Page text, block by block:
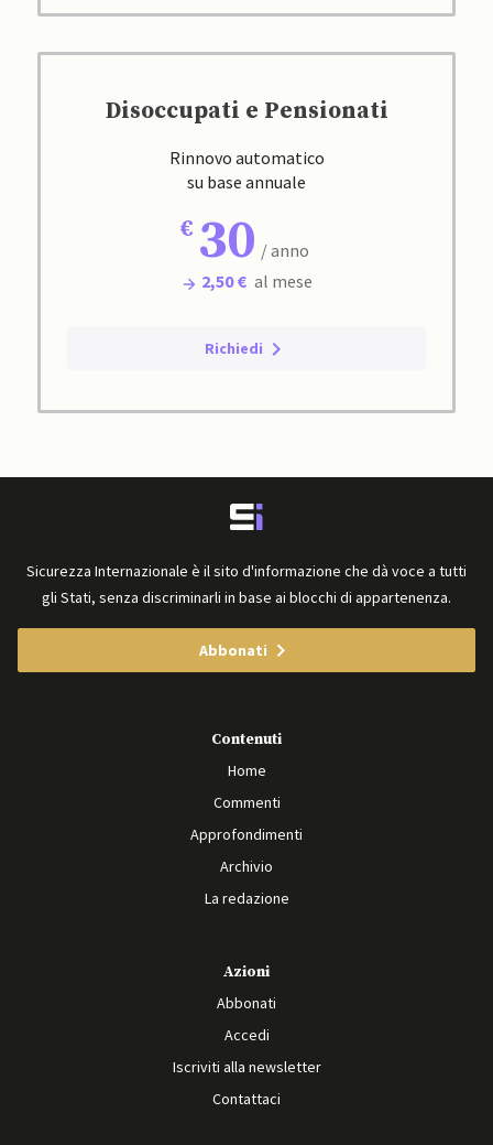
Disoccupati e Pensionati
Rinnovo automatico
su base annuale
30 / anno
2,50 € al mese
Richiedi
Sicurezza Internazionale è il sito d'informazione che dà voce a tutti
gli Stati, senza discriminarli in base ai blocchi di appartenenza.
Abbonati
Contenuti
Home
Commenti
Approfondimenti
Archivio
La redazione
Azioni
Abbonati
Accedi
Iscriviti alla newsletter
Contattaci